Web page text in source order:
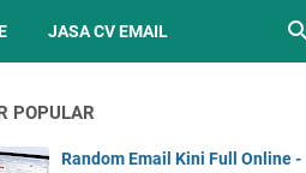
JASA CV EMAIL
POPULAR
Random Email Kini Full Online -